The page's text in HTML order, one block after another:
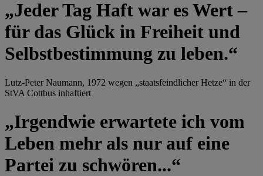
„Jeder Tag Haft war es Wert –
für das Glück in Freiheit und
Selbstbestimmung zu leben.“
Lutz-Peter Naumann, 1972 wegen „staatsfeindlicher Hetze“ in der
StVA Cottbus inhaftiert
„Irgendwie erwartete ich vom
Leben mehr als nur auf eine
Partei zu schwören...“